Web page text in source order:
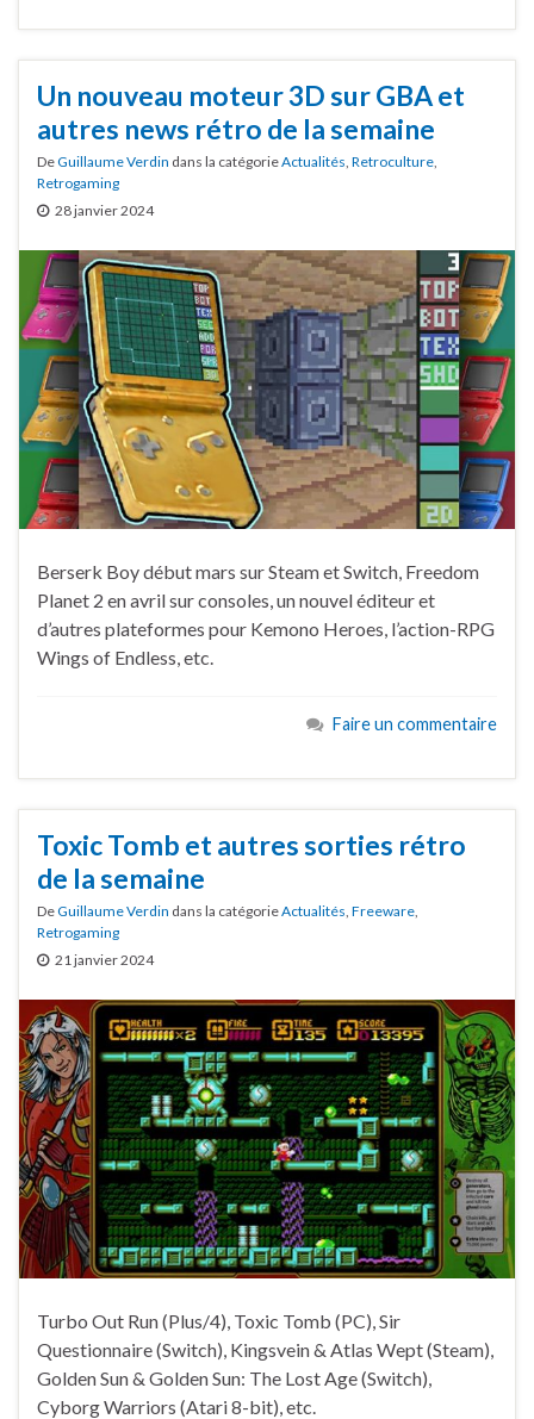
Un nouveau moteur 3D sur GBA et
autres news rétro de la semaine
DeGuillaume Verdin dans la catégorieActualités Retroculture
Retrogaming
28 janvier 2024
Berserk Boy début mars sur Steam et Switch, Freedom
Planet 2 en avril sur consoles, un nouvel éditeur et
d’autres plateformes pour Kemono Heroes, l’action-RPG
Wings of Endless, etc.
Faire un commentaire
Toxic Tomb et autres sorties rétro
de la semaine
DeGuillaume Verdin dans la catégorieActualités Freeware
Retrogaming
21 janvier 2024
Turbo Out Run (Plus/4), Toxic Tomb (PC), Sir
Questionnaire (Switch), Kingsvein & Atlas Wept (Steam),
Golden Sun & Golden Sun: The Lost Age (Switch),
Cyborg Warriors (Atari 8-bit), etc.